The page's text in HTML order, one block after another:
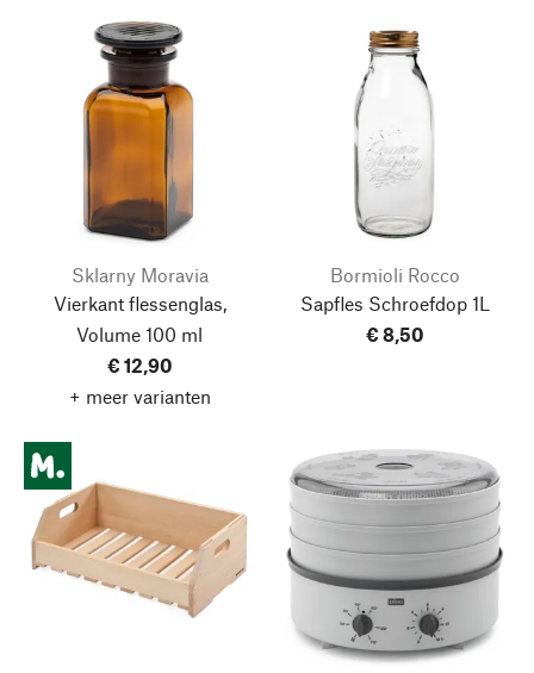
Sklarny Moravia
Vierkant flessenglas,
Volume 100 ml
€ 12,90
+ meer varianten
Bormioli Rocco
Sapfles Schroefdop 1L
€ 8,50